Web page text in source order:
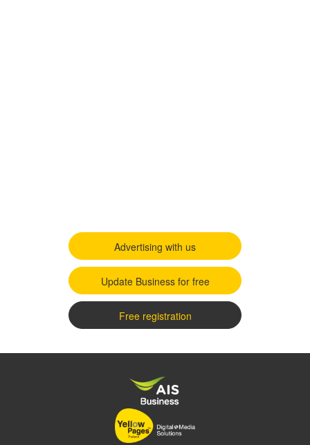
Advertising with us
Update Business for free
Free registration